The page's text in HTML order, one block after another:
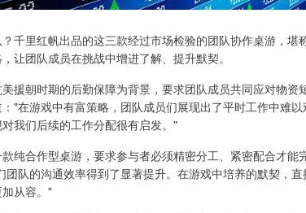
千里红帆出品的这三款经过市场检验的团队协作桌游，
让团队成员在挑战中增进了解、提升默契。
美援朝时期的后勤保障为背景，要求团队成员共同应对物
"在游戏中有富策略，团队成员们展现出了平时工作中难
我们后续的工作分配很有启发。"
款纯合作型桌游，要求参与者必须精密分工、紧密配合才
团队的沟通效率得到了显著提升。在游戏中培养的默契，
从容。"
指数 3940.04 39.68 1.02% 深